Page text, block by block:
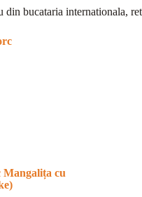
bucataria internationala,
Mangalița cu